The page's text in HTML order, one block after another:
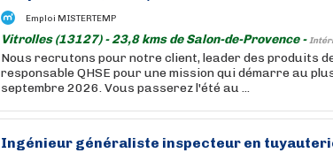
Emploi MISTERTEMP
Vitrolles (13127) - 23,8 kms de Salon-de-Provence -
Nous recrutons pour notre client, leader des produits
responsable QHSE pour une mission qui démarre au
septembre 2026. Vous passerez l'été au ...
Ingénieur généraliste inspecteur en